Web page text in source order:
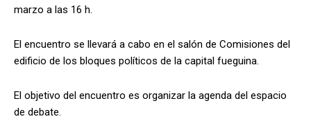
marzo a las 16 h.
El encuentro se llevará a cabo en el salón de Comisiones del
edificio de los bloques políticos de la capital fueguina.
El objetivo del encuentro es organizar la agenda del espacio
de debate.